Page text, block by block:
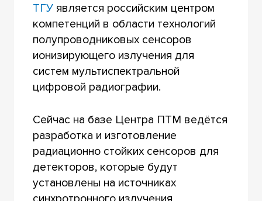
ТГУявляется российским центром
компетенций в области технологий
полупроводниковых сенсоров
ионизирующего излучения для
систем мультиспектральной
цифровой радиографии.
Сейчас на базе Центра ПТМ ведётся
разработка и изготовление
радиационно стойких сенсоров для
детекторов, которые будут
установлены на источниках